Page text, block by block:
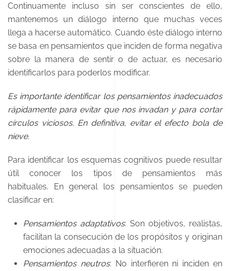
Continuamente incluso sin ser conscientes de ello,
mantenemos un diálogo interno que muchas veces
llega a hacerse automático. Cuando éste diálogo interno
se basa en pensamientos que inciden de forma negativa
sobre la manera de sentir o de actuar, es necesario
identificarlos para poderlos modificar.
Es importante identificar los pensamientos inadecuados
rápidamente para evitar que nos invadan y para cortar
círculos viciosos. En definitiva, evitar el efecto bola de
nieve.
Para identificar los esquemas cognitivos puede resultar
útil conocer los tipos de pensamientos más
habituales. En general los pensamientos se pueden
clasificar en:
Pensamientos adaptativos: Son objetivos, realistas,
facilitan la consecución de los propósitos y originan
emociones adecuadas a la situación.
Pensamientos neutros: No interfieren ni inciden en